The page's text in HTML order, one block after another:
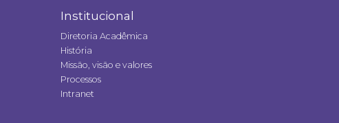
Institucional
Diretoria Acadêmica
História
Missão, visão e valores
Processos
Intranet